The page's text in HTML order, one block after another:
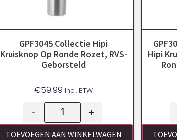
GPF3045 Collectie Hipi
Kruisknop Op Ronde Rozet, RVS-
Geborsteld
€59.99 Incl. BTW
- +
TOEVOEGEN AAN WINKELWAGEN
Hipi